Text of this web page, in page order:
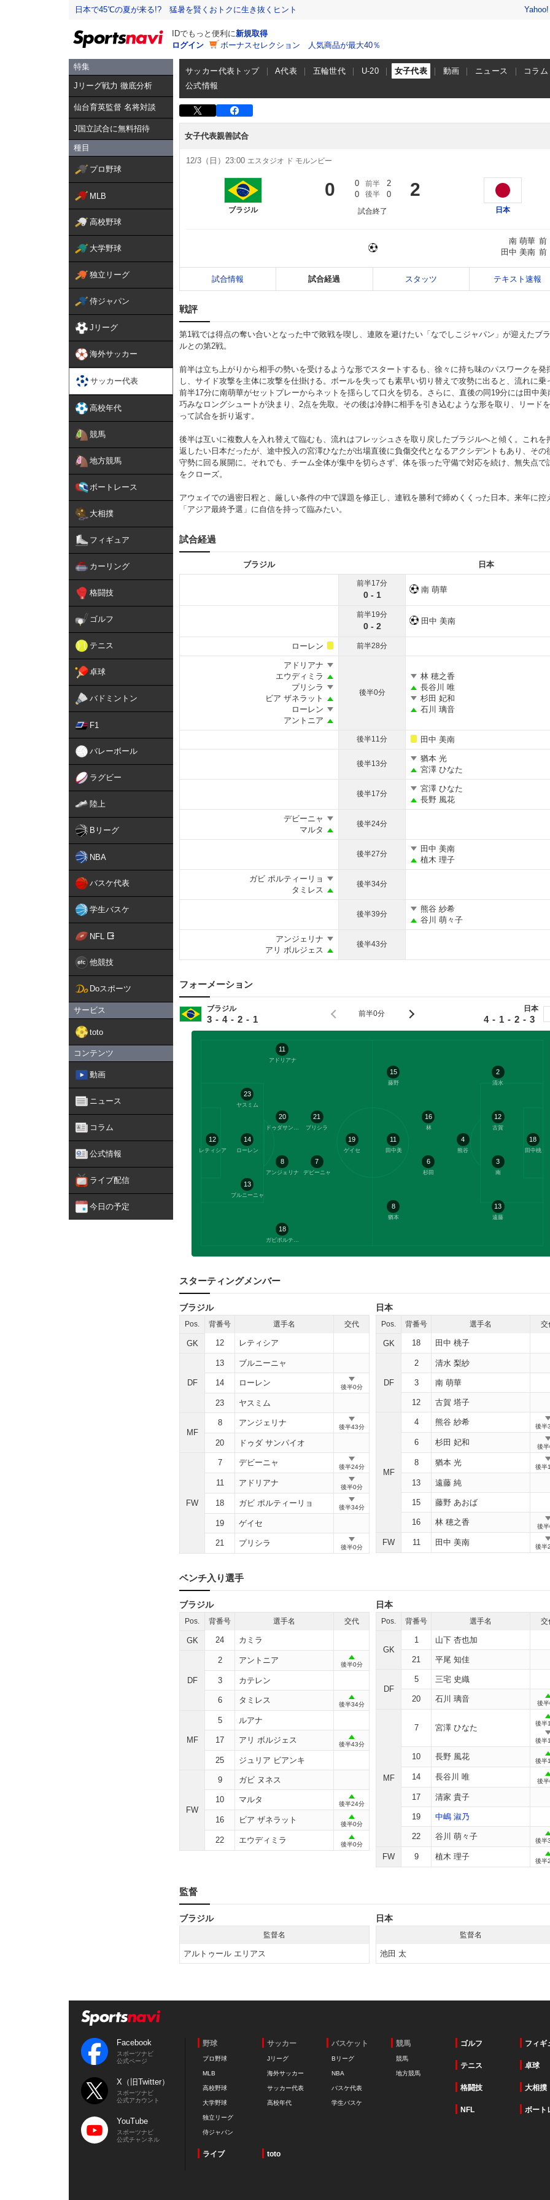
日本で45℃の夏が来る!? 猛暑を賢くおトクに生き抜くヒント
IDでもっと便利に新規取得
ログイン
ボーナスセレクション 人気商品が最大40％
特集
Jリーグ戦力 徹底分析
仙台育英監督 名将対談
J国立試合に無料招待
種目
プロ野球
MLB
高校野球
大学野球
独立リーグ
侍ジャパン
Jリーグ
海外サッカー
サッカー代表
高校年代
競馬
地方競馬
ボートレース
大相撲
フィギュア
カーリング
格闘技
ゴルフ
テニス
卓球
バドミントン
F1
バレーボール
ラグビー
陸上
Bリーグ
NBA
バスケ代表
学生バスケ
NFL
他競技
Doスポーツ
サービス
toto
コンテンツ
動画
ニュース
コラム
公式情報
ライブ配信
今日の予定
サッカー代表トップ A代表 五輪世代 U-20 女子代表 動画 ニュース
コラム
公式情報
女子代表親善試合
12/3（日）23:00 エスタジオ ド モルンビー
ブラジル
0 0 前半 2 2
0 後半 0
試合終了 日本
南 萌華 前
田中 美南 前
試合情報 試合経過 スタッツ テキスト速報
戦評
第1戦では得点の奪い合いとなった中で敗戦を喫し、連敗を避けたい「なでしこジャパン」が迎えたブ
ルとの第2戦。
前半は立ち上がりから相手の勢いを受けるような形でスタートするも、徐々に持ち味のパスワークを発
し、サイド攻撃を主体に攻撃を仕掛ける。ボールを失っても素早い切り替えで攻勢に出ると、流れに乗
前半17分に南萌華がセットプレーからネットを揺らして口火を切る。さらに、直後の同19分には田中美
巧みなロングシュートが決まり、2点を先取。その後は冷静に相手を引き込むような形を取り、リード
って試合を折り返す。
後半は互いに複数人を入れ替えて臨むも、流れはフレッシュさを取り戻したブラジルへと傾く。これを
返したい日本だったが、途中投入の宮澤ひなたが出場直後に負傷交代となるアクシデントもあり、その
守勢に回る展開に。それでも、チーム全体が集中を切らさず、体を張った守備で対応を続け、無失点で
をクローズ。
アウェイでの過密日程と、厳しい条件の中で課題を修正し、連戦を勝利で締めくくった日本。来年に控
「アジア最終予選」に自信を持って臨みたい。
試合経過
ブラジル 日本
前半17分
0 - 1
南 萌華
前半19分
0 - 2
田中 美南
ローレン 前半28分
アドリアナ
エウディミラ
プリシラ
ビア ザネラット
ローレン
アントニア
後半0分
林 穂之香
長谷川 唯
杉田 妃和
石川 璃音
後半11分 田中 美南
後半13分
猶本 光
宮澤 ひなた
後半17分
宮澤 ひなた
長野 風花
デビーニャ
マルタ
後半24分
後半27分
田中 美南
植木 理子
ガビ ポルティーリョ
タミレス
後半34分
後半39分
熊谷 紗希
谷川 萌々子
アンジェリナ
アリ ボルジェス
後半43分
フォーメーション
ブラジル
3-4-2-1
前半0分
日本
4-1-2-3
7
デビーニャ
12
レティシア
11
アドリアナ
19
ゲイセ
13
ブルニーニャ
14
ローレン
23
ヤスミム
8
アンジェリナ
20
18
ガビポルティーリョ
21
プリシラ
4
熊谷
11
田中美
8
猶本
2
清水
6
杉田
18
田中桃
3
南
13
遠藤
16
林
15
藤野
12
古賀
スターティングメンバー
ブラジル
Pos. 背番号 選手名 交代
GK 12 レティシア
DF
13 ブルニーニャ
14 ローレン アウト
後半0分
23 ヤスミム
MF
8 アンジェリナ アウト
後半43分
20 ドゥダ サンパイオ
FW
7 デビーニャ アウト
後半24分
11 アドリアナ アウト
後半0分
18 ガビ ポルティーリョ アウト
後半34分
19 ゲイセ
21 プリシラ アウト
後半0分
日本
Pos. 背番号 選手名 交
GK 18 田中 桃子
DF
2 清水 梨紗
3 南 萌華
12 古賀 塔子
MF
4 熊谷 紗希 後半
6 杉田 妃和 後
8 猶本 光 後半
13 遠藤 純
15 藤野 あおば
16 林 穂之香 後
FW 11 田中 美南 後半
ベンチ入り選手
ブラジル
Pos. 背番号 選手名 交代
GK 24 カミラ
DF
2 アントニア イン
後半0分
3 カテレン
6 タミレス イン
後半34分
MF
5 ルアナ
17 アリ ボルジェス イン
後半43分
25 ジュリア ビアンキ
FW
9 ガビ ヌネス
10 マルタ イン
後半24分
16 ビア ザネラット イン
後半0分
22 エウディミラ イン
後半0分
日本
Pos. 背番号 選手名 交
GK
1 山下 杏也加
21 平尾 知佳
DF
5 三宅 史織
20 石川 璃音 後
MF
7 宮澤 ひなた 後半
後半
10 長野 風花 後半
14 長谷川 唯 後
17 清家 貴子
19 中嶋 淑乃
22 谷川 萌々子 後半
FW 9 植木 理子 後半
監督
ブラジル
監督名
アルトゥール エリアス
日本
監督名
池田 太
Facebook
スポーツナビ
公式ページ
X（旧Twitter）
スポーツナビ
公式アカウント
YouTube
スポーツナビ
公式チャンネル
野球
プロ野球
MLB
高校野球
大学野球
独立リーグ
侍ジャパン
サッカー
Jリーグ
海外サッカー
サッカー代表
高校年代
バスケット
Bリーグ
NBA
バスケ代表
学生バスケ
競馬
競馬
地方競馬
ゴルフ フィギ
テニス 卓球
格闘技 大相撲
NFL ボート
ライブ toto